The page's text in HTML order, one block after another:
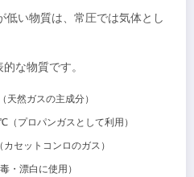
い物質は、常圧では気体とし
な物質です。
天然ガスの主成分）
（プロパンガスとして利用）
カセットコンロのガス）
・漂白に使用）